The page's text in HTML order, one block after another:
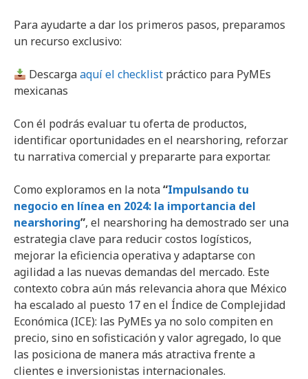
Para ayudarte a dar los primeros pasos, preparamos
un recurso exclusivo:
Descargaaquí el checklist práctico para PyMEs
mexicanas
Con él podrás evaluar tu oferta de productos,
identificar oportunidades en el nearshoring, reforzar
tu narrativa comercial y prepararte para exportar.
Como exploramos en la nota“Impulsando tu
negocio en línea en 2024: la importancia del
nearshoring”, el nearshoring ha demostrado ser una
estrategia clave para reducir costos logísticos,
mejorar la eficiencia operativa y adaptarse con
agilidad a las nuevas demandas del mercado. Este
contexto cobra aún más relevancia ahora que México
ha escalado al puesto 17 en el Índice de Complejidad
Económica (ICE): las PyMEs ya no solo compiten en
precio, sino en sofisticación y valor agregado, lo que
las posiciona de manera más atractiva frente a
clientes e inversionistas internacionales.